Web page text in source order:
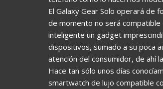
El Galaxy Gear Solo operará de
de momento no será compatible
inteligente un gadget
dispositivos, sumado a su poca
atención del consumidor, de ahí
Hace tan sólo unos días
smartwatch de lujo compatible